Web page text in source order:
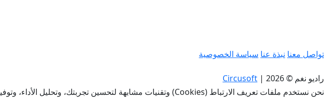
تواصل معنا نبذة عنا سياسة الخصوصية
راديو نغم © 2026 |
Circusoft
نحن نستخدم ملفات تعريف الارتباط (Cookies) وتقنيات مشابهة لتحسين تجربتك، وتحليل الأداء، وتوفير محتوى مخصص. باستخدامك لهذا الموقع، فإنك توافق على